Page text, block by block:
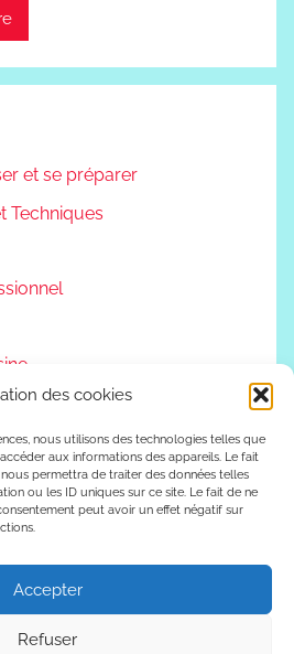
des cookies
nous utilisons des technologies telles que
aux informations des appareils. Le fait
permettra de traiter des données telles
ou les ID uniques sur ce site. Le fait de ne
peut avoir un effet négatif sur
Accepter
Refuser
et se préparer
Techniques